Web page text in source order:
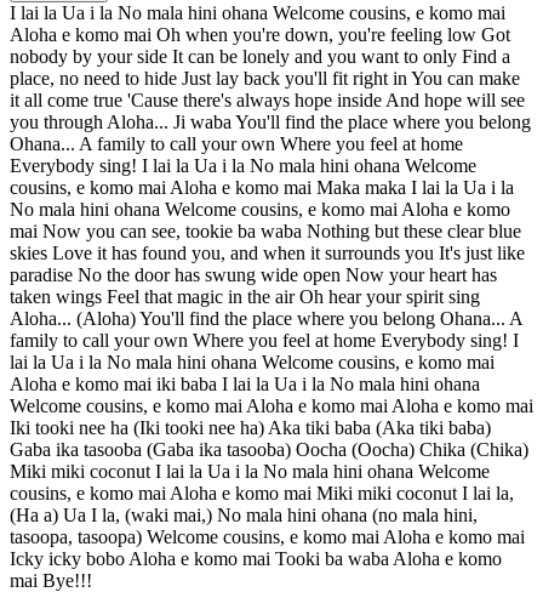
I lai la Ua i la No mala hini ohana Welcome cousins, e komo mai
Aloha e komo mai Oh when you're down, you're feeling low Got
nobody by your side It can be lonely and you want to only Find a
place, no need to hide Just lay back you'll fit right in You can make
it all come true 'Cause there's always hope inside And hope will see
you through Aloha... Ji waba You'll find the place where you belong
Ohana... A family to call your own Where you feel at home
Everybody sing! I lai la Ua i la No mala hini ohana Welcome
cousins, e komo mai Aloha e komo mai Maka maka I lai la Ua i la
No mala hini ohana Welcome cousins, e komo mai Aloha e komo
mai Now you can see, tookie ba waba Nothing but these clear blue
skies Love it has found you, and when it surrounds you It's just like
paradise No the door has swung wide open Now your heart has
taken wings Feel that magic in the air Oh hear your spirit sing
Aloha... (Aloha) You'll find the place where you belong Ohana... A
family to call your own Where you feel at home Everybody sing! I
lai la Ua i la No mala hini ohana Welcome cousins, e komo mai
Aloha e komo mai iki baba I lai la Ua i la No mala hini ohana
Welcome cousins, e komo mai Aloha e komo mai Aloha e komo mai
Iki tooki nee ha (Iki tooki nee ha) Aka tiki baba (Aka tiki baba)
Gaba ika tasooba (Gaba ika tasooba) Oocha (Oocha) Chika (Chika)
Miki miki coconut I lai la Ua i la No mala hini ohana Welcome
cousins, e komo mai Aloha e komo mai Miki miki coconut I lai la,
(Ha a) Ua I la, (waki mai,) No mala hini ohana (no mala hini,
tasoopa, tasoopa) Welcome cousins, e komo mai Aloha e komo mai
Icky icky bobo Aloha e komo mai Tooki ba waba Aloha e komo
mai Bye!!!